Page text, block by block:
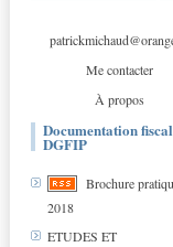
Me contacter
À propos
Documentation
DGFIP
Brochure
2018
ETUDES ET